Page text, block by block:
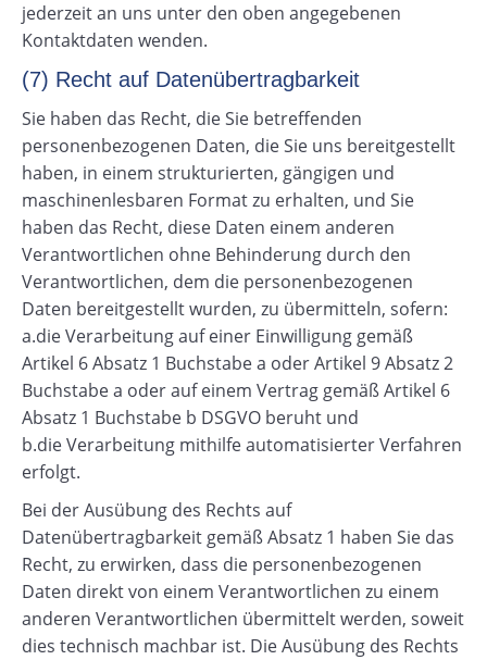
jederzeit an uns unter den oben angegebenen
Kontaktdaten wenden.
(7) Recht auf Datenübertragbarkeit
Sie haben das Recht, die Sie betreffenden
personenbezogenen Daten, die Sie uns bereitgestellt
haben, in einem strukturierten, gängigen und
maschinenlesbaren Format zu erhalten, und Sie
haben das Recht, diese Daten einem anderen
Verantwortlichen ohne Behinderung durch den
Verantwortlichen, dem die personenbezogenen
Daten bereitgestellt wurden, zu übermitteln, sofern:
a.die Verarbeitung auf einer Einwilligung gemäß
Artikel 6 Absatz 1 Buchstabe a oder Artikel 9 Absatz 2
Buchstabe a oder auf einem Vertrag gemäß Artikel 6
Absatz 1 Buchstabe b DSGVO beruht und
b.die Verarbeitung mithilfe automatisierter Verfahren
erfolgt.
Bei der Ausübung des Rechts auf
Datenübertragbarkeit gemäß Absatz 1 haben Sie das
Recht, zu erwirken, dass die personenbezogenen
Daten direkt von einem Verantwortlichen zu einem
anderen Verantwortlichen übermittelt werden, soweit
dies technisch machbar ist. Die Ausübung des Rechts